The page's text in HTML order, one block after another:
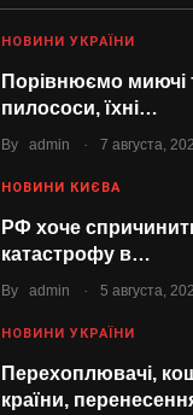
НОВИНИ УКРАЇНИ
Порівнюємо миючі
пилососи, їхні…
By admin . 7 августа,
НОВИНИ КИЄВА
РФ хоче
катастрофу в…
By admin . 5 августа,
НОВИНИ УКРАЇНИ
Перехоплювачі,
країни,